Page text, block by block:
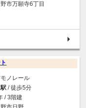
市万願寺6丁目
ノレール
/ 徒歩5分
/ 3階建